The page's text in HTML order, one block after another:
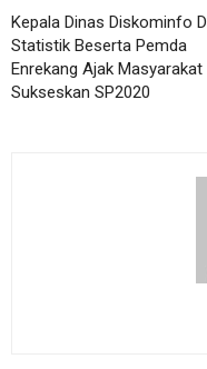
Kepala Dinas Diskominfo
Statistik Beserta Pemda
Enrekang Ajak Masyarakat
Sukseskan SP2020